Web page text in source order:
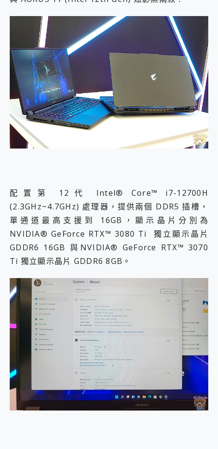
配置第 12代 Intel® Core™ i7-12700H
(2.3GHz~4.7GHz) 處理器，提供兩個 DDR5 插槽，
單通道最高支援到 16GB，顯示晶片分別為
NVIDIA® GeForce RTX™ 3080 Ti 獨立顯示晶片
GDDR6 16GB 與NVIDIA® GeForce RTX™ 3070
Ti 獨立顯示晶片 GDDR6 8GB。